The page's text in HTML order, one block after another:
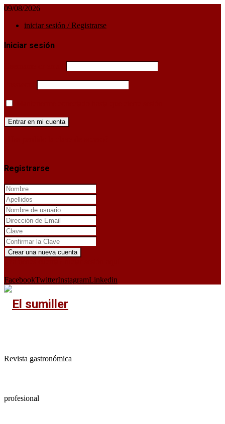
09/08/2026
iniciar sesión / Registrarse
Iniciar sesión
Registrarse
FacebookTwitterInstagramLinkedin
Revista gastronómica
profesional